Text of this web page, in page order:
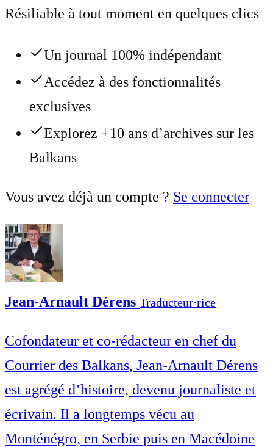
Résiliable à tout moment en quelques clics
Un journal 100% indépendant
Accédez à des fonctionnalités
exclusives
Explorez +10 ans d’archives sur les
Balkans
Vous avez déjà un compte ? Se connecter
Jean-Arnault Dérens Traducteur⋅rice
Cofondateur et co-rédacteur en chef du
Courrier des Balkans, Jean-Arnault Dérens
est agrégé d’histoire, devenu journaliste et
écrivain. Il a longtemps vécu au
Monténégro, en Serbie puis en Macédoine